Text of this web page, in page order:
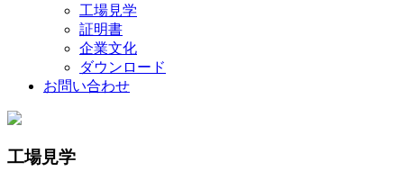
工場見学
証明書
企業文化
ダウンロード
お問い合わせ
工場見学